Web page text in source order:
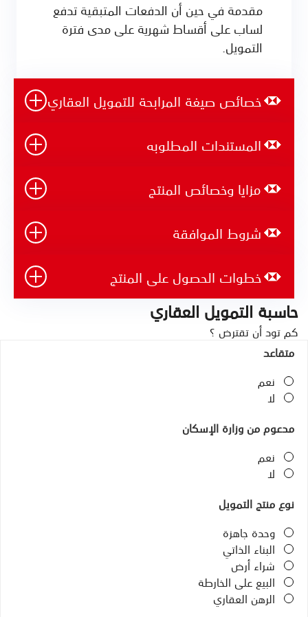
مقدمة في حين أن الدفعات المتبقية تدفع
لساب على أقساط شهرية على مدى فترة
التمويل.
خصائص صيغة المرابحة للتمويل العقاري
المستندات المطلوبه
مزايا وخصائص المنتج
شروط الموافقة
خطوات الحصول على المنتج
حاسبة التمويل العقاري
كم تود أن تقترض ؟
متقاعد
مدعوم من وزارة الإسكان
نوع منتج التمويل